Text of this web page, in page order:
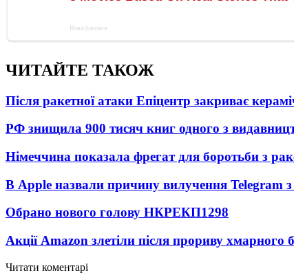
ЧИТАЙТЕ ТАКОЖ
Після ракетної атаки Епіцентр закриває
РФ знищила 900 тисяч книг одного з
Німеччина показала фрегат для боротьби з
В Apple назвали причину вилучення Telegram з
Обрано нового голову НКРЕКП1298
Акції Amazon злетіли після прориву хмарного
Читати коментарі